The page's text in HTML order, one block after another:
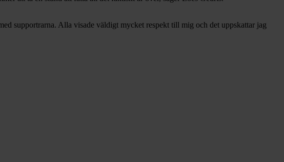
supportrarna. Alla visade väldigt mycket respekt till mig och det uppskattar jag